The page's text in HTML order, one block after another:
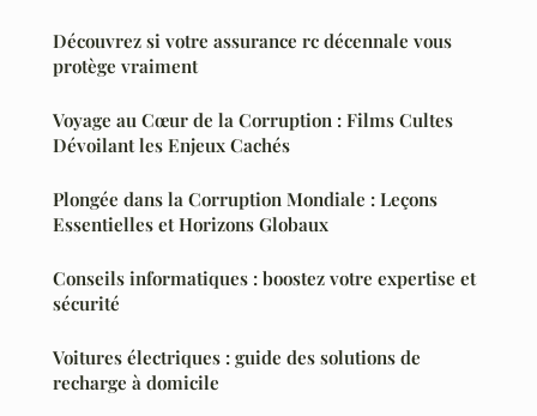
Découvrez si votre assurance rc décennale vous
protège vraiment
Voyage au Cœur de la Corruption : Films Cultes
Dévoilant les Enjeux Cachés
Plongée dans la Corruption Mondiale : Leçons
Essentielles et Horizons Globaux
Conseils informatiques : boostez votre expertise et
sécurité
Voitures électriques : guide des solutions de
recharge à domicile